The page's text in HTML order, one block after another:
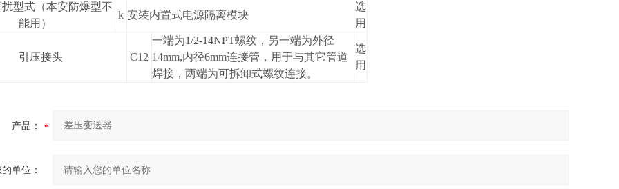
型式（本安防爆型不
能用）
k 安装内置式电源隔离模块
选
用
引压接头 C12
一端为1/2-14NPT螺纹，另一端为外径
14mm,内径6mm连接管，用于与其它管道
焊接，两端为可拆卸式螺纹连接。
选
用
产品：
单位：